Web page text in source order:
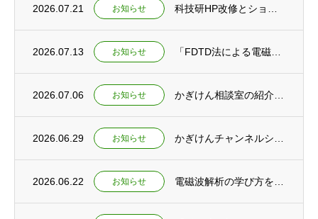
2026.07.21 お知らせ
2026.07.13 お知らせ
2026.07.06 お知らせ
2026.06.29 お知らせ
2026.06.22 お知らせ